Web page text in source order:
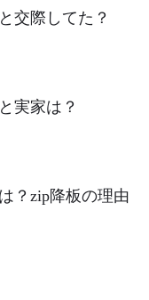
交際してた？
実家は？
？zip降板の理由